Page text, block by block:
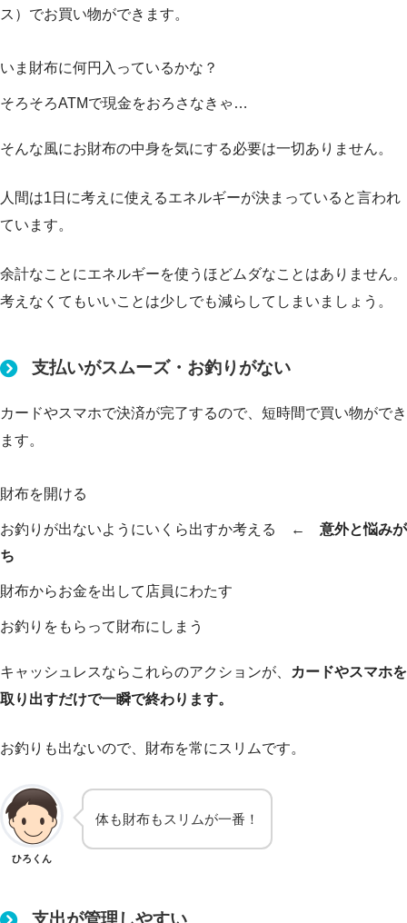
ス）でお買い物ができます。
いま財布に何円入っているかな？
そろそろATMで現金をおろさなきゃ…
そんな風にお財布の中身を気にする必要は一切ありません。
人間は1日に考えに使えるエネルギーが決まっていると言われ
ています。
余計なことにエネルギーを使うほどムダなことはありません。
考えなくてもいいことは少しでも減らしてしまいましょう。
支払いがスムーズ・お釣りがない
カードやスマホで決済が完了するので、短時間で買い物ができ
ます。
財布を開ける
お釣りが出ないようにいくら出すか考える
← 意外と悩みが
ち
財布からお金を出して店員にわたす
お釣りをもらって財布にしまう
キャッシュレスならこれらのアクションが、
カードやスマホを
取り出すだけで一瞬で終わります。
お釣りも出ないので、財布を常にスリムです。
ひろくん
体も財布もスリムが一番！
支出が管理しやすい